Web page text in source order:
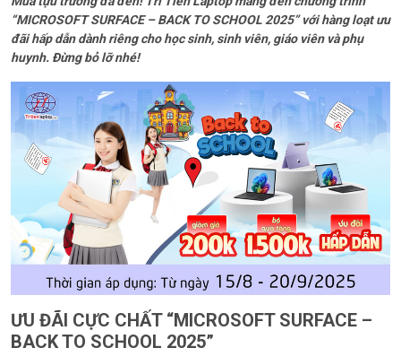
“MICROSOFT SURFACE – BACK TO SCHOOL 2025” với hàng loạt ưu
đãi hấp dẫn dành riêng cho học sinh, sinh viên, giáo viên và phụ
huynh. Đừng bỏ lỡ nhé!
ƯU ĐÃI CỰC CHẤT “MICROSOFT SURFACE –
BACK TO SCHOOL 2025”